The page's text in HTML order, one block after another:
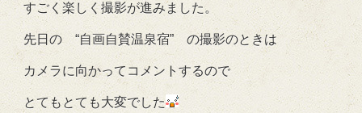
すごく楽しく撮影が進みました。
先日の “自画自賛温泉宿” の撮影のときは
カメラに向かってコメントするので
とてもとても大変でした